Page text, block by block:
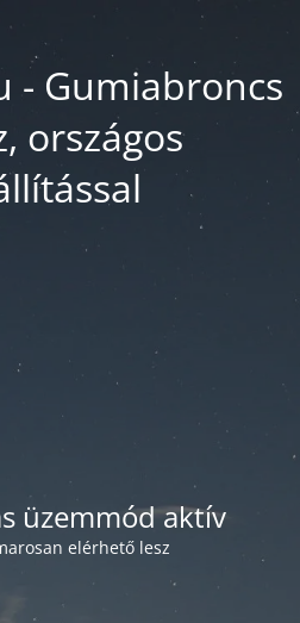
- Gumiabroncs
országos
üzemmód aktív
elérhető lesz